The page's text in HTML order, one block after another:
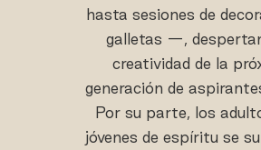
hasta sesiones de
galletas —,
creatividad de la
generación de
Por su parte, los
jóvenes de espíritu se